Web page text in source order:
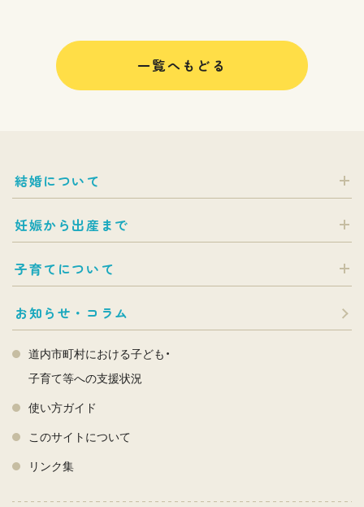
一覧へもどる
結婚について
妊娠から出産まで
子育てについて
お知らせ・コラム
道内市町村における子ども・
子育て等への支援状況
使い方ガイド
このサイトについて
リンク集